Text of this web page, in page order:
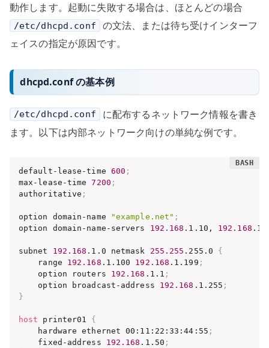
動作します。起動に失敗する場合は、ほとんどの場合
/etc/dhcpd.conf
の文法、または待ち受けインターフ
ェイスの指定が原因です。
dhcpd.conf の基本例
/etc/dhcpd.conf
に配布するネットワーク情報を書き
ます。以下は内部ネットワーク向けの単純な例です。
default-lease-time 600 ;
max-lease-time 7200 ;
authoritative ;
option domain-name "example.net" ;
option domain-name-servers 192.168 .1.10, 192.168
subnet 192.168 .1.0 netmask 255.255 .255.0 {
    range
192.168 .1.100 192.168 .1.199 ;
    option routers
192.168 .1.1 ;
    option broadcast-address
192.168 .1.255 ;
}
host printer01 {
    hardware ethernet 00:11:22:33:44:55
;
    fixed-address
192.168 .1.50 ;